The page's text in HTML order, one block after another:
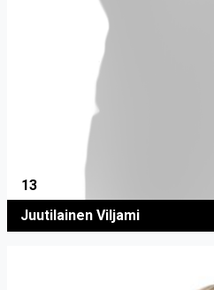
13
Juutilainen Viljami